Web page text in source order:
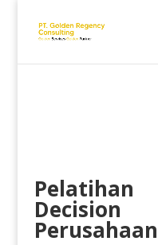
Perusahaan